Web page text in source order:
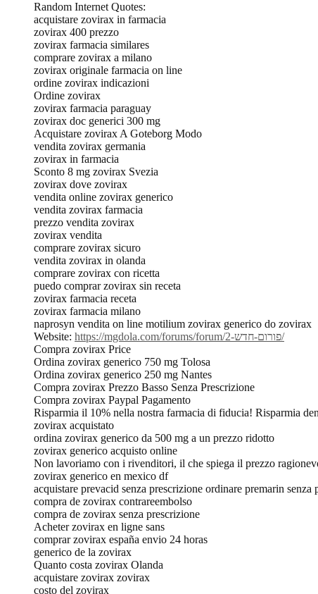
Random Internet Quotes:
acquistare zovirax in farmacia
zovirax 400 prezzo
zovirax farmacia similares
comprare zovirax a milano
zovirax originale farmacia on line
ordine zovirax indicazioni
Ordine zovirax
zovirax farmacia paraguay
zovirax doc generici 300 mg
Acquistare zovirax A Goteborg Modo
vendita zovirax germania
zovirax in farmacia
Sconto 8 mg zovirax Svezia
zovirax dove zovirax
vendita online zovirax generico
vendita zovirax farmacia
prezzo vendita zovirax
zovirax vendita
comprare zovirax sicuro
vendita zovirax in olanda
comprare zovirax con ricetta
puedo comprar zovirax sin receta
zovirax farmacia receta
zovirax farmacia milano
naprosyn vendita on line motilium zovirax generico do zovirax
Website:
https://mgdola.com/forums/forum/פורום-חדש-2/
Compra zovirax Price
Ordina zovirax generico 750 mg Tolosa
Ordina zovirax generico 250 mg Nantes
Compra zovirax Prezzo Basso Senza Prescrizione
Compra zovirax Paypal Pagamento
Risparmia il 10% nella nostra farmacia di fiducia! Risparmia
zovirax acquistato
ordina zovirax generico da 500 mg a un prezzo ridotto
zovirax generico acquisto online
Non lavoriamo con i rivenditori, il che spiega il prezzo
zovirax generico en mexico df
acquistare prevacid senza prescrizione ordinare premarin
compra de zovirax contrareembolso
compra de zovirax senza prescrizione
Acheter zovirax en ligne sans
comprar zovirax españa envio 24 horas
generico de la zovirax
Quanto costa zovirax Olanda
acquistare zovirax zovirax
costo del zovirax